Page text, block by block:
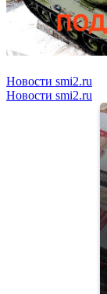
Новости smi2.ru
Новости smi2.ru